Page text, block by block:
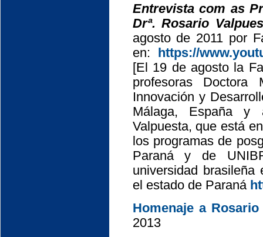
Entrevista com as
Drª. Rosario
agosto de 2011 por
en: https://
[El 19 de agosto la
profesoras Doctora
Innovación y
Málaga, España y
Valpuesta, que está
los programas de
Paraná y de
universidad
el estado de Paraná
Homenaje a Rosario
2013